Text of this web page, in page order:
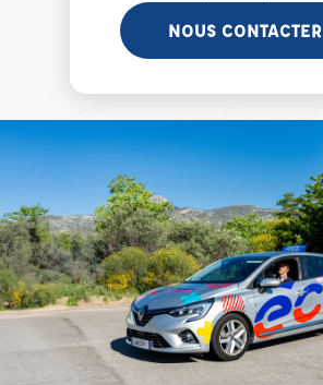
NOUS CONTACTER